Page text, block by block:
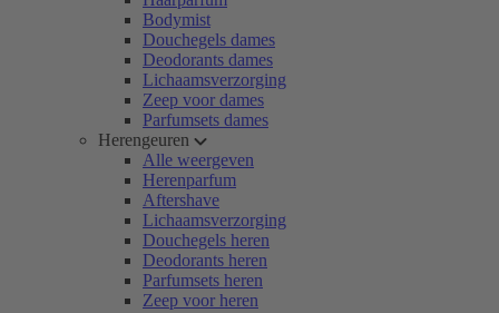
Bodymist
Douchegels dames
Deodorants dames
Lichaamsverzorging
Zeep voor dames
Parfumsets dames
Herengeuren
Alle weergeven
Herenparfum
Aftershave
Lichaamsverzorging
Douchegels heren
Deodorants heren
Parfumsets heren
Zeep voor heren